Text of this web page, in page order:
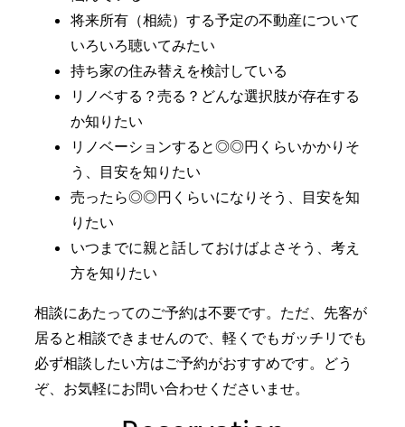
将来所有（相続）する予定の不動産について
いろいろ聴いてみたい
持ち家の住み替えを検討している
リノベする？売る？どんな選択肢が存在する
か知りたい
リノベーションすると◎◎円くらいかかりそ
う、目安を知りたい
売ったら◎◎円くらいになりそう、目安を知
りたい
いつまでに親と話しておけばよさそう、考え
方を知りたい
相談にあたってのご予約は不要です。ただ、先客が
居ると相談できませんので、軽くでもガッチリでも
必ず相談したい方はご予約がおすすめです。どう
ぞ、お気軽にお問い合わせくださいませ。